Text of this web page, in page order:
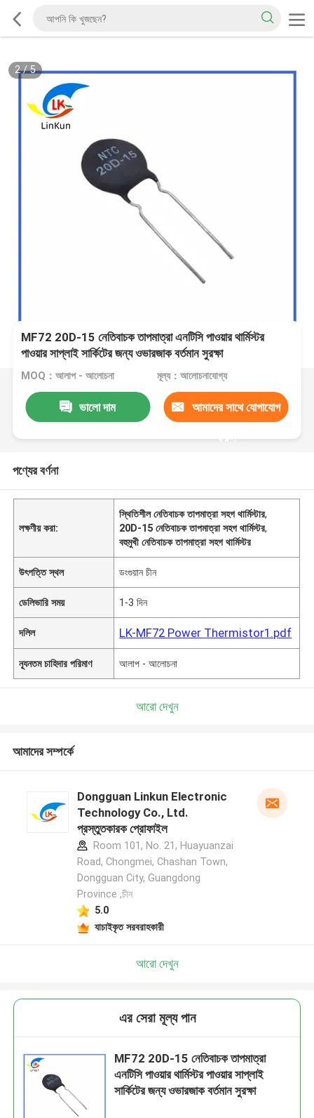
2/5
MF72 20D-15 নেতিবাচক তাপমাত্রা এনটিসি পাওয়ার থার্মিস্টর
পাওয়ার সাপ্লাই সার্কিটের জন্য ওভারজাক বর্তমান সুরক্ষা
MOQ：আলাপ - আলোচনা মূল্য：আলোচনাযোগ্য
ভালো দাম আমাদের সাথে যোগাযোগ
করুন
পণ্যের বর্ণনা
লক্ষণীয় করা:
স্থিতিশীল নেতিবাচক তাপমাত্রা সহগ থার্মিস্টার,
20D-15 নেতিবাচক তাপমাত্রা সহগ থার্মিস্টর,
বহুমুখী নেতিবাচক তাপমাত্রা সহগ থার্মিস্টর
উৎপত্তি স্থল ডংগুয়ান চীন
ডেলিভারি সময় 1-3 দিন
দলিল LK-MF72 Power Thermistor1.pdf
ন্যূনতম চাহিদার পরিমাণ আলাপ - আলোচনা
আরো দেখুন
আমাদের সম্পর্কে
Dongguan Linkun Electronic
Technology Co., Ltd.
প্রস্তুতকারক প্রোফাইল
Room 101, No. 21, Huayuanzai
Road, Chongmei, Chashan Town,
Dongguan City, Guangdong
Province ,চীন
5.0
যাচাইকৃত সরবরাহকারী
আরো দেখুন
এর সেরা মূল্য পান
MF72 20D-15 নেতিবাচক তাপমাত্রা
এনটিসি পাওয়ার থার্মিস্টর পাওয়ার সাপ্লাই
সার্কিটের জন্য ওভারজাক বর্তমান সুরক্ষা